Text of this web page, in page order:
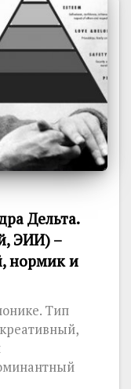
Дельта.
ЭИИ) –
нормик и
Тип